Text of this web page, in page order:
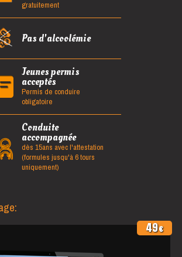
gratuitement
Pas d'alcoolémie
Jeunes permis
acceptés
Permis de conduire
obligatoire
Conduite
accompagnée
dès 15ans avec l'attestation
(formules jusqu'à 6 tours
uniquement)
49€